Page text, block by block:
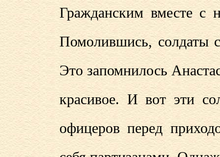
Гражданским вместе с
Помолившись, солдаты
Это запомнилось
красивое. И вот эти
офицеров перед